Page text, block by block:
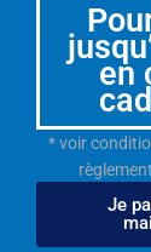
en
* voir
Je